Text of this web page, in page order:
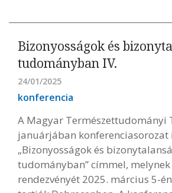
Bizonyosságok és
tudományban IV.
24/01/2025
konferencia
A Magyar Természettudományi
januárjában
„Bizonyosságok és
tudományban” címmel,
rendezvényét 2025. március 5-